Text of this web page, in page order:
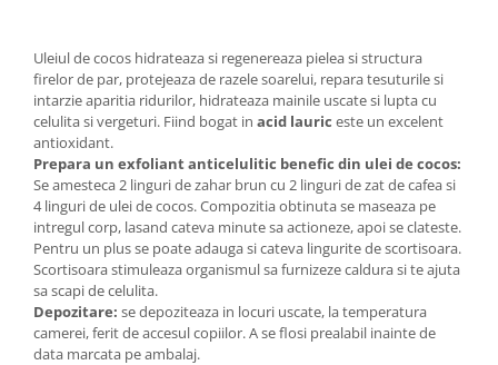
Uleiul de cocos hidrateaza si regenereaza pielea si structura
firelor de par, protejeaza de razele soarelui, repara tesuturile si
intarzie aparitia ridurilor, hidrateaza mainile uscate si lupta cu
celulita si vergeturi. Fiind bogat in acid lauric este un excelent
antioxidant.
Prepara un exfoliant anticelulitic benefic din ulei de cocos:
Se amesteca 2 linguri de zahar brun cu 2 linguri de zat de cafea si
4 linguri de ulei de cocos. Compozitia obtinuta se maseaza pe
intregul corp, lasand cateva minute sa actioneze, apoi se clateste.
Pentru un plus se poate adauga si cateva lingurite de scortisoara.
Scortisoara stimuleaza organismul sa furnizeze caldura si te ajuta
sa scapi de celulita.
Depozitare: se depoziteaza in locuri uscate, la temperatura
camerei, ferit de accesul copiilor. A se flosi prealabil inainte de
data marcata pe ambalaj.